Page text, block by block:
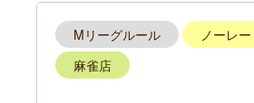
Mリーグルール
ノーレ
麻雀店